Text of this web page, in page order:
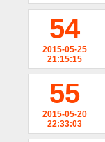
54
2015-05-25
21:15:15
55
2015-05-20
22:33:03